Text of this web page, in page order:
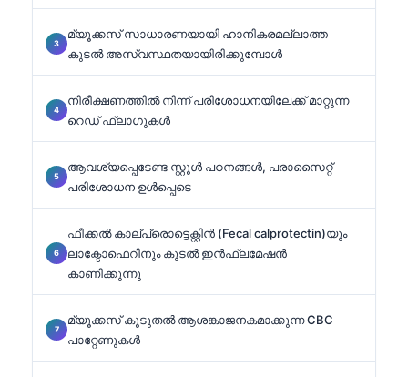
മ്യൂക്കസ് സാധാരണയായി ഹാനികരമല്ലാത്ത
കുടൽ അസ്വസ്ഥതയായിരിക്കുമ്പോൾ
നിരീക്ഷണത്തിൽ നിന്ന് പരിശോധനയിലേക്ക് മാറ്റുന്ന
റെഡ് ഫ്ലാഗുകൾ
ആവശ്യപ്പെടേണ്ട സ്റ്റൂൾ പഠനങ്ങൾ, പരാസൈറ്റ്
പരിശോധന ഉൾപ്പെടെ
ഫീക്കൽ കാല്പ്രൊട്ടെക്റ്റിൻ (Fecal calprotectin)യും
ലാക്ടോഫെറിനും കുടൽ ഇൻഫ്ലമേഷൻ
കാണിക്കുന്നു
മ്യൂക്കസ് കൂടുതൽ ആശങ്കാജനകമാക്കുന്ന CBC
പാറ്റേണുകൾ